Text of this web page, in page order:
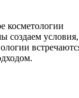
косметологии
создаем условия,